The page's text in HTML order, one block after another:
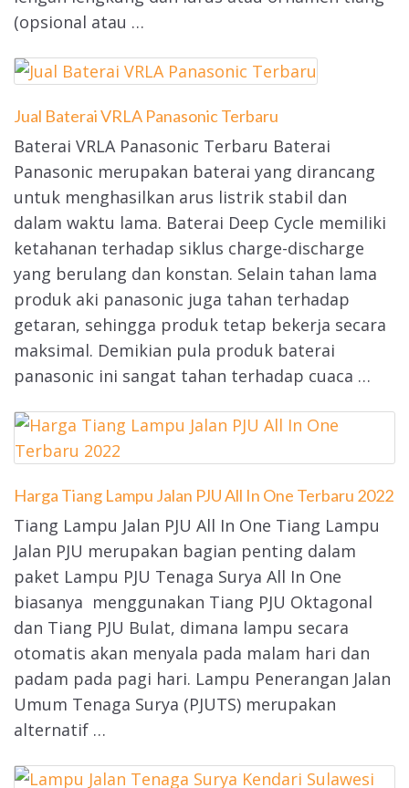
(opsional atau …
Jual Baterai VRLA Panasonic Terbaru
Baterai VRLA Panasonic Terbaru Baterai
Panasonic merupakan baterai yang dirancang
untuk menghasilkan arus listrik stabil dan
dalam waktu lama. Baterai Deep Cycle memiliki
ketahanan terhadap siklus charge-discharge
yang berulang dan konstan. Selain tahan lama
produk aki panasonic juga tahan terhadap
getaran, sehingga produk tetap bekerja secara
maksimal. Demikian pula produk baterai
panasonic ini sangat tahan terhadap cuaca …
Harga Tiang Lampu Jalan PJU All In One Terbaru 2022
Tiang Lampu Jalan PJU All In One Tiang Lampu
Jalan PJU merupakan bagian penting dalam
paket Lampu PJU Tenaga Surya All In One
biasanya menggunakan Tiang PJU Oktagonal
dan Tiang PJU Bulat, dimana lampu secara
otomatis akan menyala pada malam hari dan
padam pada pagi hari. Lampu Penerangan Jalan
Umum Tenaga Surya (PJUTS) merupakan
alternatif …